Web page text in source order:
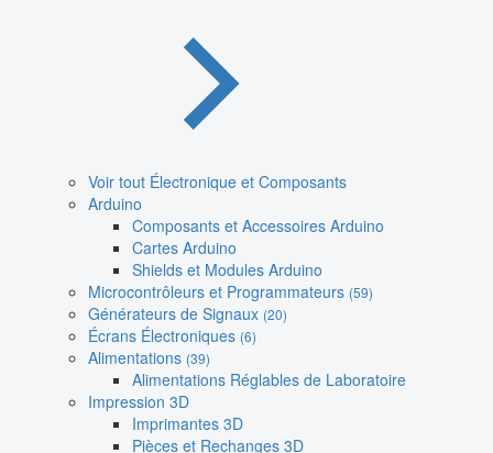
Voir tout Électronique et Composants
Arduino
Composants et Accessoires Arduino
Cartes Arduino
Shields et Modules Arduino
Microcontrôleurs et Programmateurs (59)
Générateurs de Signaux (20)
Écrans Électroniques (6)
Alimentations (39)
Alimentations Réglables de Laboratoire
Impression 3D
Imprimantes 3D
Pièces et Rechanges 3D